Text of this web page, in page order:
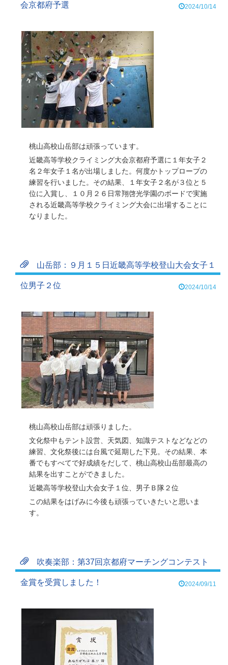
会京都府予選 2024/10/14
桃山高校山岳部は頑張っています。
近畿高等学校クライミング大会京都府予選に１年女子２
名２年女子１名が出場しました。何度かトップロープの
練習を行いました。その結果、１年女子２名が３位と５
位に入賞し、１０月２６日常翔啓光学園のボードで実施
される近畿高等学校クライミング大会に出場することに
なりました。
山岳部：９月１５日近畿高等学校登山大会女子１
位男子２位 2024/10/14
桃山高校山岳部は頑張りました。
文化祭中もテント設営、天気図、知識テストなどなどの
練習、文化祭後には台風で延期した下見。その結果、本
番でもすべてで好成績をだして、桃山高校山岳部最高の
結果を出すことができました。
近畿高等学校登山大会女子１位、男子Ｂ隊２位
この結果をはげみに今後も頑張っていきたいと思いま
す。
吹奏楽部：第37回京都府マーチングコンテスト
金賞を受賞しました！ 2024/09/11